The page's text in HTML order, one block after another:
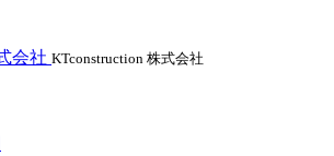
KTconstruction 株式会社